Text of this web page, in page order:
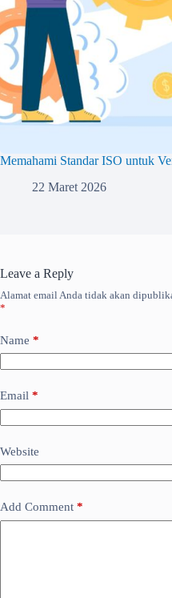
Memahami Standar ISO untuk
22 Maret 2026
Leave a Reply
Alamat email Anda tidak akan
*
Name *
Email *
Website
Add Comment *